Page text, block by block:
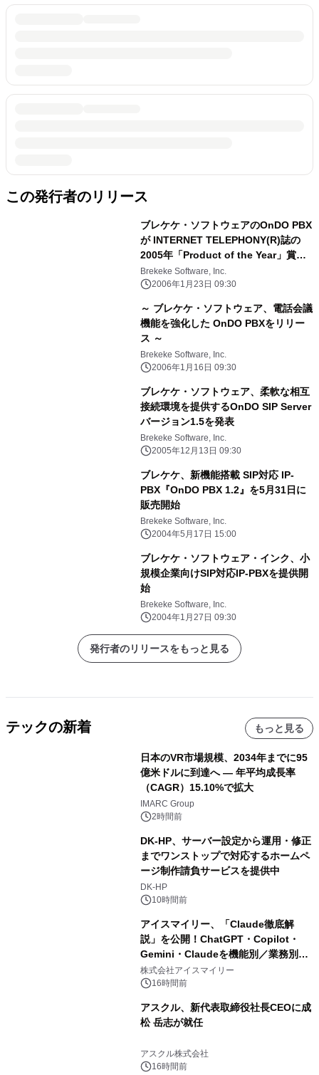
この発行者のリリース
ブレケケ・ソフトウェアのOnDO PBX
が INTERNET TELEPHONY(R)誌の
2005年「Product of the Year」賞を
受賞
Brekeke Software, Inc.
2006年1月23日 09:30
～ ブレケケ・ソフトウェア、電話会議
機能を強化した OnDO PBXをリリー
ス ～
Brekeke Software, Inc.
2006年1月16日 09:30
ブレケケ・ソフトウェア、柔軟な相互
接続環境を提供するOnDO SIP Server
バージョン1.5を発表
Brekeke Software, Inc.
2005年12月13日 09:30
ブレケケ、新機能搭載 SIP対応 IP-
PBX『OnDO PBX 1.2』を5月31日に
販売開始
Brekeke Software, Inc.
2004年5月17日 15:00
ブレケケ・ソフトウェア・インク、小
規模企業向けSIP対応IP-PBXを提供開
始
Brekeke Software, Inc.
2004年1月27日 09:30
発行者のリリースをもっと見る
テックの新着 もっと見る
日本のVR市場規模、2034年までに95
億米ドルに到達へ ― 年平均成長率
（CAGR）15.10%で拡大
IMARC Group
2時間前
DK-HP、サーバー設定から運用・修正
までワンストップで対応するホームペ
ージ制作請負サービスを提供中
DK-HP
10時間前
アイスマイリー、「Claude徹底解
説」を公開！ChatGPT・Copilot・
Gemini・Claudeを機能別／業務別に
比較―自社に合う生成AIの選び方がわ
かる実践ガイド
株式会社アイスマイリー
16時間前
アスクル、新代表取締役社長CEOに成
松 岳志が就任
アスクル株式会社
16時間前